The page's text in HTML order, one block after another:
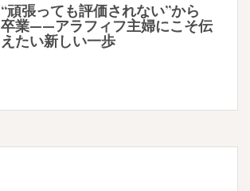
“頑張っても評価されない”から
卒業——アラフィフ主婦にこそ伝
えたい新しい一歩